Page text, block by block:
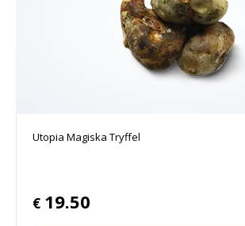
Utopia Magiska Tryffel
€ 19.50